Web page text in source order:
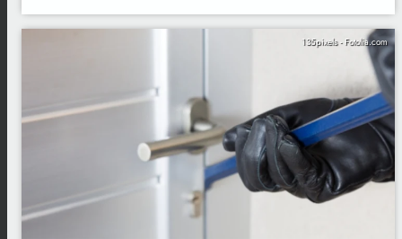
135pixels - Fotolia.com